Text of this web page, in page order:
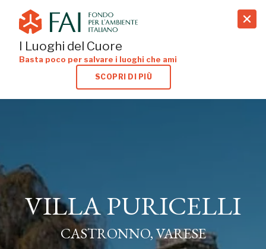
search
I Luoghi del Cuore
Basta poco per salvare i luoghi che ami
SCOPRI DI PIÙ
VILLA PURICELLI
CASTRONNO, VARESE
VILLA PURICELLI
CASTRONNO, VARESE